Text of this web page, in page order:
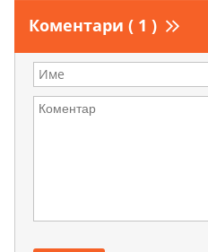
Коментари ( 1 )